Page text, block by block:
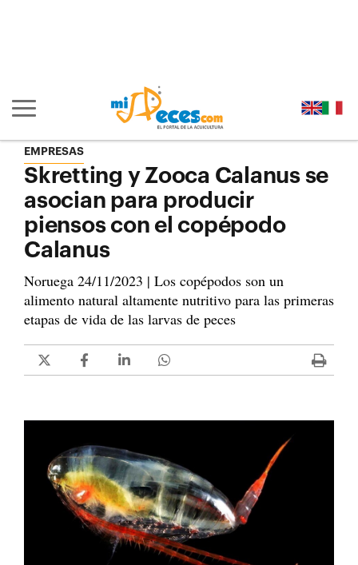
Mostrar/ocultar navegación principal
EMPRESAS
Skretting y Zooca Calanus se
asocian para producir
piensos con el copépodo
Calanus
Noruega 24/11/2023 | Los copépodos son un
alimento natural altamente nutritivo para las primeras
etapas de vida de las larvas de peces